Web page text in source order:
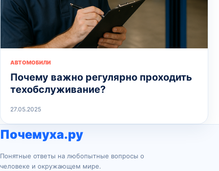
АВТОМОБИЛИ
Почему важно регулярно проходить
техобслуживание?
27.05.2025
Почемуха.ру
Понятные ответы на любопытные вопросы о
человеке и окружающем мире.